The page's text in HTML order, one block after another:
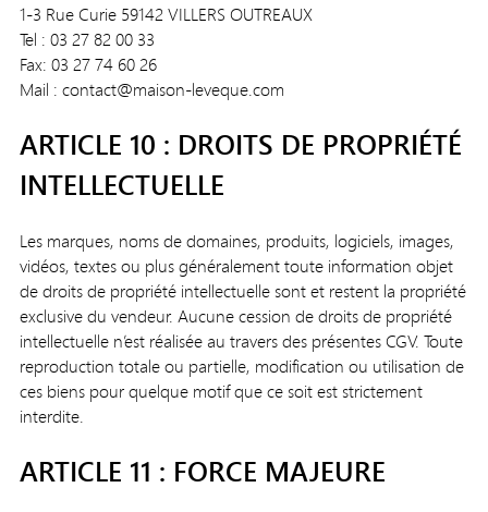
1-3 Rue Curie 59142 VILLERS OUTREAUX
Tel : 03 27 82 00 33
Fax: 03 27 74 60 26
Mail : contact@maison-leveque.com
ARTICLE 10 : DROITS DE PROPRIÉTÉ
INTELLECTUELLE
Les marques, noms de domaines, produits, logiciels, images,
vidéos, textes ou plus généralement toute information objet
de droits de propriété intellectuelle sont et restent la propriété
exclusive du vendeur. Aucune cession de droits de propriété
intellectuelle n’est réalisée au travers des présentes CGV. Toute
reproduction totale ou partielle, modification ou utilisation de
ces biens pour quelque motif que ce soit est strictement
interdite.
ARTICLE 11 : FORCE MAJEURE